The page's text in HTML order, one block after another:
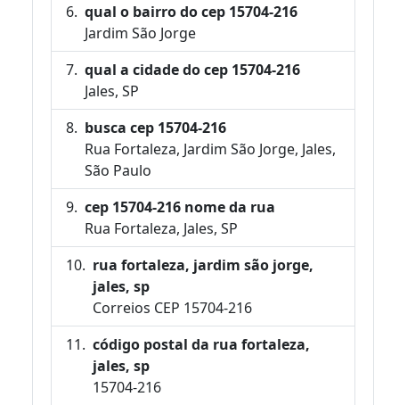
qual o bairro do cep 15704-216
Jardim São Jorge
qual a cidade do cep 15704-216
Jales, SP
busca cep 15704-216
Rua Fortaleza, Jardim São Jorge, Jales,
São Paulo
cep 15704-216 nome da rua
Rua Fortaleza, Jales, SP
rua fortaleza, jardim são jorge,
jales, sp
Correios CEP 15704-216
código postal da rua fortaleza,
jales, sp
15704-216